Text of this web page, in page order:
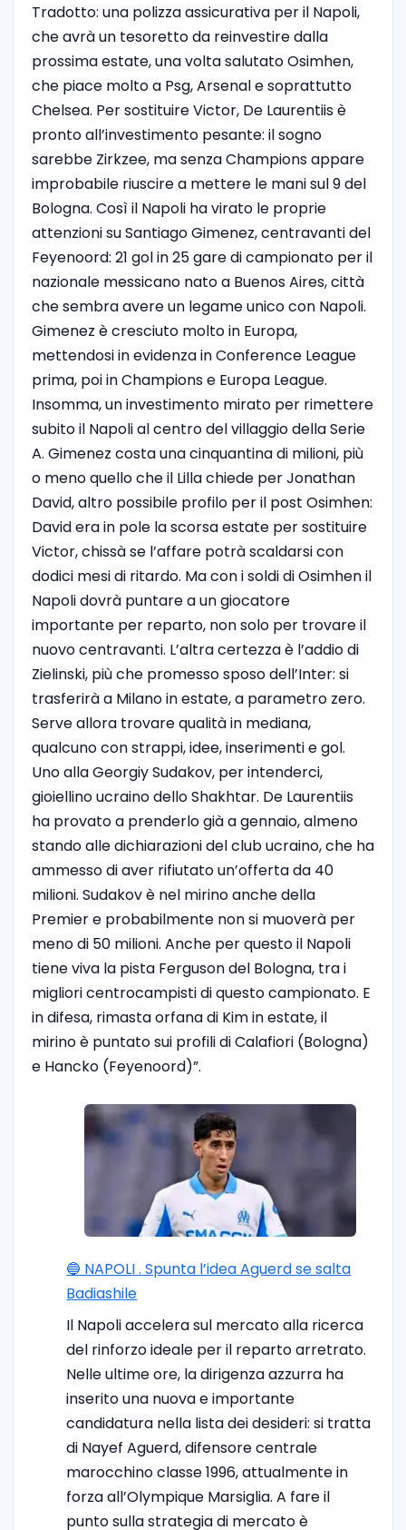
Tradotto: una polizza assicurativa per il Napoli,
che avrà un tesoretto da reinvestire dalla
prossima estate, una volta salutato Osimhen,
che piace molto a Psg, Arsenal e soprattutto
Chelsea. Per sostituire Victor, De Laurentiis è
pronto all’investimento pesante: il sogno
sarebbe Zirkzee, ma senza Champions appare
improbabile riuscire a mettere le mani sul 9 del
Bologna. Così il Napoli ha virato le proprie
attenzioni su Santiago Gimenez, centravanti del
Feyenoord: 21 gol in 25 gare di campionato per il
nazionale messicano nato a Buenos Aires, città
che sembra avere un legame unico con Napoli.
Gimenez è cresciuto molto in Europa,
mettendosi in evidenza in Conference League
prima, poi in Champions e Europa League.
Insomma, un investimento mirato per rimettere
subito il Napoli al centro del villaggio della Serie
A. Gimenez costa una cinquantina di milioni, più
o meno quello che il Lilla chiede per Jonathan
David, altro possibile profilo per il post Osimhen:
David era in pole la scorsa estate per sostituire
Victor, chissà se l’affare potrà scaldarsi con
dodici mesi di ritardo. Ma con i soldi di Osimhen il
Napoli dovrà puntare a un giocatore
importante per reparto, non solo per trovare il
nuovo centravanti. L’altra certezza è l’addio di
Zielinski, più che promesso sposo dell’Inter: si
trasferirà a Milano in estate, a parametro zero.
Serve allora trovare qualità in mediana,
qualcuno con strappi, idee, inserimenti e gol.
Uno alla Georgiy Sudakov, per intenderci,
gioiellino ucraino dello Shakhtar. De Laurentiis
ha provato a prenderlo già a gennaio, almeno
stando alle dichiarazioni del club ucraino, che ha
ammesso di aver rifiutato un’offerta da 40
milioni. Sudakov è nel mirino anche della
Premier e probabilmente non si muoverà per
meno di 50 milioni. Anche per questo il Napoli
tiene viva la pista Ferguson del Bologna, tra i
migliori centrocampisti di questo campionato. E
in difesa, rimasta orfana di Kim in estate, il
mirino è puntato sui profili di Calafiori (Bologna)
e Hancko (Feyenoord)”.
🔵 NAPOLI . Spunta l’idea Aguerd se salta
Badiashile
Il Napoli accelera sul mercato alla ricerca
del rinforzo ideale per il reparto arretrato.
Nelle ultime ore, la dirigenza azzurra ha
inserito una nuova e importante
candidatura nella lista dei desideri: si tratta
di Nayef Aguerd, difensore centrale
marocchino classe 1996, attualmente in
forza all’Olympique Marsiglia. A fare il
punto sulla strategia di mercato è